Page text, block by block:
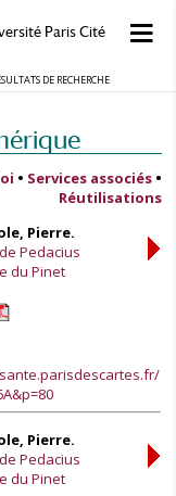
Paris Cité
DE RECHERCHE
• Services associés •
Réutilisations
Pierre.
Pedacius
du Pinet
Pierre.
Pedacius
du Pinet